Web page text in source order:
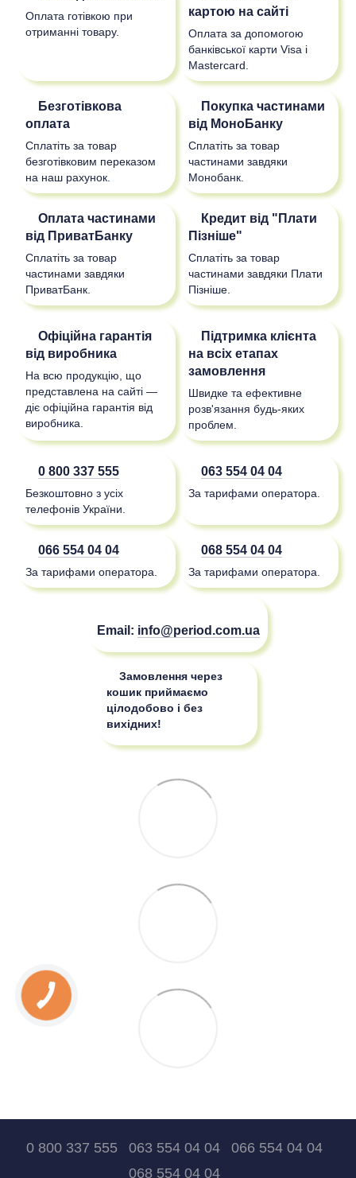
Оплата готівкою при
отриманні товару.
картою на сайті
Оплата за допомогою
банківської карти Visa і
Mastercard.
Безготівкова
оплата
Сплатіть за товар
безготівковим переказом
на наш рахунок.
Покупка частинами
від МоноБанку
Сплатіть за товар
частинами завдяки
Монобанк.
Оплата частинами
від ПриватБанку
Сплатіть за товар
частинами завдяки
ПриватБанк.
Кредит від "Плати
Пізніше"
Сплатіть за товар
частинами завдяки Плати
Пізніше.
Офіційна гарантія
від виробника
На всю продукцію, що
представлена на сайті —
діє офіційна гарантія від
виробника.
Підтримка клієнта
на всіх етапах
замовлення
Швидке та ефективне
розв'язання будь-яких
проблем.
0 800 337 555
Безкоштовно з усіх
телефонів України.
063 554 04 04
За тарифами оператора.
066 554 04 04
За тарифами оператора.
068 554 04 04
За тарифами оператора.
Email: info@period.com.ua
Замовлення через
кошик приймаємо
цілодобово і без
вихідних!
0 800 337 555 063 554 04 04
066 554 04 04
068 554 04 04